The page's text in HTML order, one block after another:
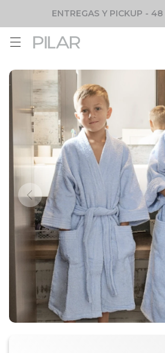
ENTREGAS Y PICKUP -
